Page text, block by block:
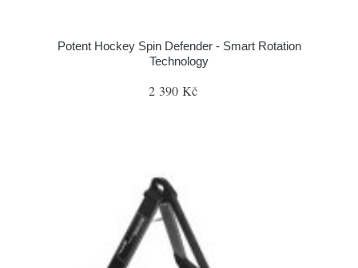
Potent Hockey Spin Defender - Smart Rotation
Technology
2 390 Kč